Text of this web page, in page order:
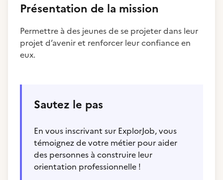
Présentation de la mission
Permettre à des jeunes de se projeter dans leur
projet d’avenir et renforcer leur confiance en
eux.
Sautez le pas
En vous inscrivant sur ExplorJob, vous
témoignez de votre métier pour aider
des personnes à construire leur
orientation professionnelle !